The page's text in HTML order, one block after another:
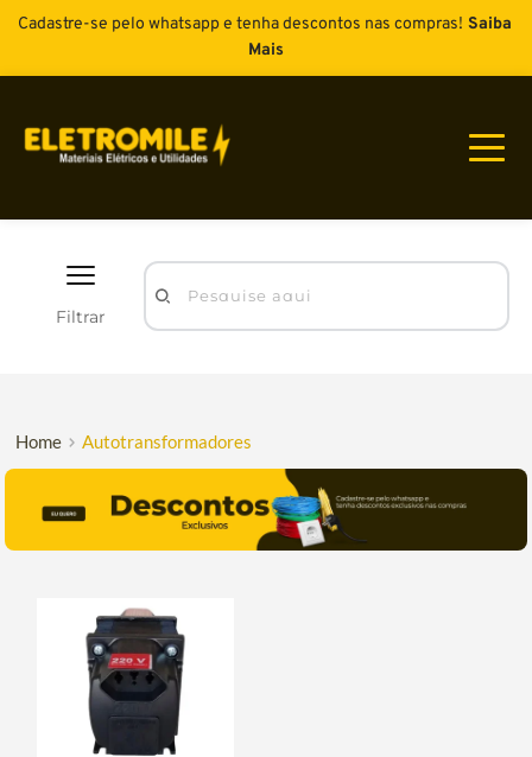
Cadastre-se pelo whatsapp e tenha descontos nas compras! Saiba
Mais
Filtrar Pesquise aqui
Home Autotransformadores